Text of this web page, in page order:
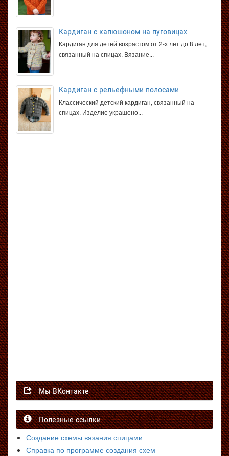
Кардиган с капюшоном на пуговицах
Кардиган для детей возрастом от 2-х лет до 8 лет,
связанный на спицах. Вязание...
Кардиган с рельефными полосами
Классический детский кардиган, связанный на
спицах. Изделие украшено...
Мы ВКонтакте
Полезные ссылки
Создание схемы вязания спицами
Справка по программе создания схем